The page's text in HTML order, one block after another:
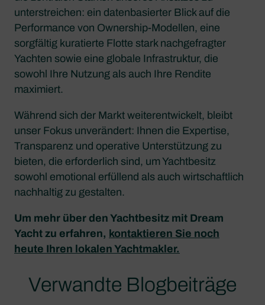
unterstreichen: ein datenbasierter Blick auf die
Performance von Ownership-Modellen, eine
sorgfältig kuratierte Flotte stark nachgefragter
Yachten sowie eine globale Infrastruktur, die
sowohl Ihre Nutzung als auch Ihre Rendite
maximiert.
Während sich der Markt weiterentwickelt, bleibt
unser Fokus unverändert: Ihnen die Expertise,
Transparenz und operative Unterstützung zu
bieten, die erforderlich sind, um Yachtbesitz
sowohl emotional erfüllend als auch wirtschaftlich
nachhaltig zu gestalten.
Um mehr über den Yachtbesitz mit Dream
Yacht zu erfahren, kontaktieren Sie noch
heute Ihren lokalen Yachtmakler.
Verwandte Blogbeiträge